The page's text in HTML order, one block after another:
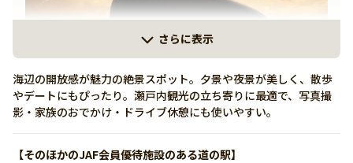
さらに表示
海辺の開放感が魅力の絶景スポット。夕景や夜景が美しく、散歩
やデートにもぴったり。瀬戸内観光の立ち寄りに最適で、写真撮
影・家族のおでかけ・ドライブ休憩にも使いやすい。
【そのほかのJAF会員優待施設のある道の駅】